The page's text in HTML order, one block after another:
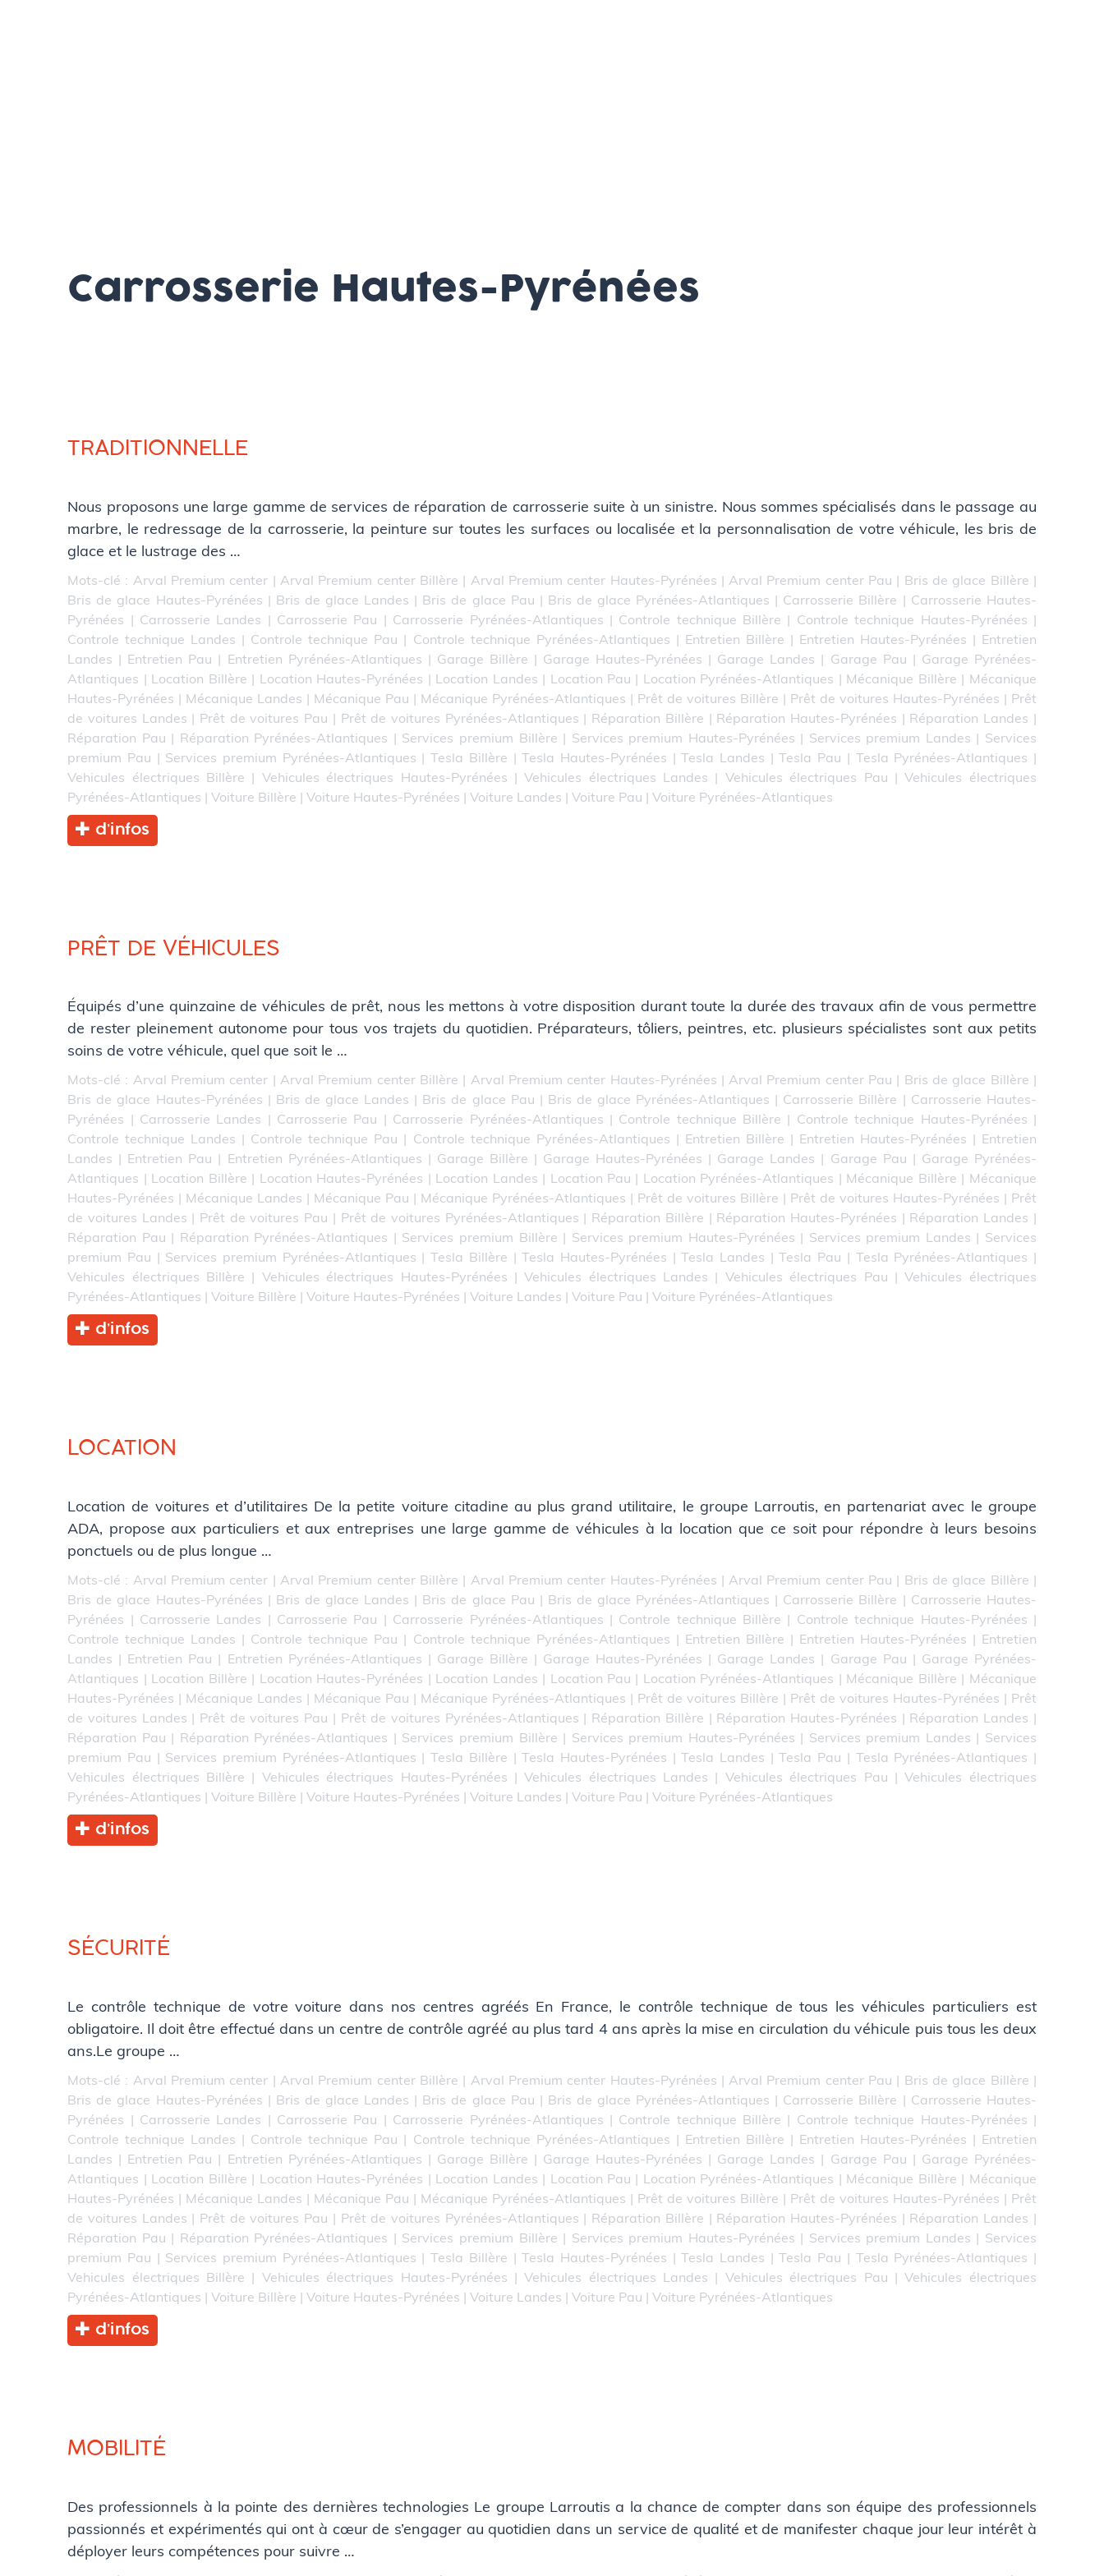
Carrosserie Hautes-Pyrénées
TRADITIONNELLE
Nous proposons une large gamme de services de réparation de carrosserie suite à un sinistre. Nous sommes spécialisés dans le passage au
marbre, le redressage de la carrosserie, la peinture sur toutes les surfaces ou localisée et la personnalisation de votre véhicule, les bris de
glace et le lustrage des …
Mots-clé : Arval Premium center | Arval Premium center Billère | Arval Premium center Hautes-Pyrénées | Arval Premium center Pau | Bris de glace Billère |
Bris de glace Hautes-Pyrénées | Bris de glace Landes | Bris de glace Pau | Bris de glace Pyrénées-Atlantiques | Carrosserie Billère | Carrosserie Hautes-
Pyrénées | Carrosserie Landes | Carrosserie Pau | Carrosserie Pyrénées-Atlantiques | Controle technique Billère | Controle technique Hautes-Pyrénées |
Controle technique Landes | Controle technique Pau | Controle technique Pyrénées-Atlantiques | Entretien Billère | Entretien Hautes-Pyrénées | Entretien
Landes | Entretien Pau | Entretien Pyrénées-Atlantiques | Garage Billère | Garage Hautes-Pyrénées | Garage Landes | Garage Pau | Garage Pyrénées-
Atlantiques | Location Billère | Location Hautes-Pyrénées | Location Landes | Location Pau | Location Pyrénées-Atlantiques | Mécanique Billère | Mécanique
Hautes-Pyrénées | Mécanique Landes | Mécanique Pau | Mécanique Pyrénées-Atlantiques | Prêt de voitures Billère | Prêt de voitures Hautes-Pyrénées | Prêt
de voitures Landes | Prêt de voitures Pau | Prêt de voitures Pyrénées-Atlantiques | Réparation Billère | Réparation Hautes-Pyrénées | Réparation Landes |
Réparation Pau | Réparation Pyrénées-Atlantiques | Services premium Billère | Services premium Hautes-Pyrénées | Services premium Landes | Services
premium Pau | Services premium Pyrénées-Atlantiques |Tesla Billère |Tesla Hautes-Pyrénées |Tesla Landes |Tesla Pau | Tesla Pyrénées-Atlantiques |
Vehicules électriques Billère | Vehicules électriques Hautes-Pyrénées |Vehicules électriques Landes | Vehicules électriques Pau |Vehicules électriques
Pyrénées-Atlantiques |Voiture Billère |Voiture Hautes-Pyrénées |Voiture Landes |Voiture Pau |Voiture Pyrénées-Atlantiques
d’infos
PRÊT DE VÉHICULES
Équipés d’une quinzaine de véhicules de prêt, nous les mettons à votre disposition durant toute la durée des travaux afin de vous permettre
de rester pleinement autonome pour tous vos trajets du quotidien. Préparateurs, tôliers, peintres, etc. plusieurs spécialistes sont aux petits
soins de votre véhicule, quel que soit le …
Mots-clé : Arval Premium center |Arval Premium center Billère | Arval Premium center Hautes-Pyrénées |Arval Premium center Pau | Bris de glace Billère |
Bris de glace Hautes-Pyrénées | Bris de glace Landes | Bris de glace Pau | Bris de glace Pyrénées-Atlantiques | Carrosserie Billère | Carrosserie Hautes-
Pyrénées | Carrosserie Landes | Carrosserie Pau | Carrosserie Pyrénées-Atlantiques | Controle technique Billère | Controle technique Hautes-Pyrénées |
Controle technique Landes | Controle technique Pau | Controle technique Pyrénées-Atlantiques | Entretien Billère | Entretien Hautes-Pyrénées | Entretien
Landes | Entretien Pau | Entretien Pyrénées-Atlantiques | Garage Billère | Garage Hautes-Pyrénées | Garage Landes | Garage Pau | Garage Pyrénées-
Atlantiques | Location Billère | Location Hautes-Pyrénées | Location Landes | Location Pau | Location Pyrénées-Atlantiques | Mécanique Billère | Mécanique
Hautes-Pyrénées | Mécanique Landes | Mécanique Pau | Mécanique Pyrénées-Atlantiques | Prêt de voitures Billère | Prêt de voitures Hautes-Pyrénées | Prêt
de voitures Landes | Prêt de voitures Pau | Prêt de voitures Pyrénées-Atlantiques | Réparation Billère | Réparation Hautes-Pyrénées | Réparation Landes |
Réparation Pau | Réparation Pyrénées-Atlantiques | Services premium Billère | Services premium Hautes-Pyrénées | Services premium Landes | Services
premium Pau | Services premium Pyrénées-Atlantiques |Tesla Billère |Tesla Hautes-Pyrénées |Tesla Landes |Tesla Pau | Tesla Pyrénées-Atlantiques |
Vehicules électriques Billère | Vehicules électriques Hautes-Pyrénées |Vehicules électriques Landes | Vehicules électriques Pau |Vehicules électriques
Pyrénées-Atlantiques |Voiture Billère |Voiture Hautes-Pyrénées |Voiture Landes |Voiture Pau |Voiture Pyrénées-Atlantiques
d’infos
LOCATION
Location de voitures et d’utilitaires De la petite voiture citadine au plus grand utilitaire, le groupe Larroutis, en partenariat avec le groupe
ADA, propose aux particuliers et aux entreprises une large gamme de véhicules à la location que ce soit pour répondre à leurs besoins
ponctuels ou de plus longue …
Mots-clé : Arval Premium center |Arval Premium center Billère | Arval Premium center Hautes-Pyrénées |Arval Premium center Pau | Bris de glace Billère |
Bris de glace Hautes-Pyrénées | Bris de glace Landes | Bris de glace Pau | Bris de glace Pyrénées-Atlantiques | Carrosserie Billère | Carrosserie Hautes-
Pyrénées | Carrosserie Landes | Carrosserie Pau | Carrosserie Pyrénées-Atlantiques | Controle technique Billère | Controle technique Hautes-Pyrénées |
Controle technique Landes | Controle technique Pau | Controle technique Pyrénées-Atlantiques | Entretien Billère | Entretien Hautes-Pyrénées | Entretien
Landes | Entretien Pau | Entretien Pyrénées-Atlantiques | Garage Billère | Garage Hautes-Pyrénées | Garage Landes | Garage Pau | Garage Pyrénées-
Atlantiques | Location Billère | Location Hautes-Pyrénées | Location Landes | Location Pau | Location Pyrénées-Atlantiques | Mécanique Billère | Mécanique
Hautes-Pyrénées | Mécanique Landes | Mécanique Pau | Mécanique Pyrénées-Atlantiques | Prêt de voitures Billère | Prêt de voitures Hautes-Pyrénées | Prêt
de voitures Landes | Prêt de voitures Pau | Prêt de voitures Pyrénées-Atlantiques | Réparation Billère | Réparation Hautes-Pyrénées | Réparation Landes |
Réparation Pau | Réparation Pyrénées-Atlantiques | Services premium Billère | Services premium Hautes-Pyrénées | Services premium Landes | Services
premium Pau | Services premium Pyrénées-Atlantiques |Tesla Billère |Tesla Hautes-Pyrénées |Tesla Landes |Tesla Pau | Tesla Pyrénées-Atlantiques |
Vehicules électriques Billère | Vehicules électriques Hautes-Pyrénées |Vehicules électriques Landes | Vehicules électriques Pau |Vehicules électriques
Pyrénées-Atlantiques |Voiture Billère |Voiture Hautes-Pyrénées |Voiture Landes |Voiture Pau |Voiture Pyrénées-Atlantiques
d’infos
SÉCURITÉ
Le contrôle technique de votre voiture dans nos centres agréés En France, le contrôle technique de tous les véhicules particuliers est
obligatoire. Il doit être effectué dans un centre de contrôle agréé au plus tard 4 ans après la mise en circulation du véhicule puis tous les deux
ans.Le groupe …
Mots-clé : Arval Premium center |Arval Premium center Billère | Arval Premium center Hautes-Pyrénées |Arval Premium center Pau | Bris de glace Billère |
Bris de glace Hautes-Pyrénées | Bris de glace Landes | Bris de glace Pau | Bris de glace Pyrénées-Atlantiques | Carrosserie Billère | Carrosserie Hautes-
Pyrénées | Carrosserie Landes | Carrosserie Pau | Carrosserie Pyrénées-Atlantiques | Controle technique Billère | Controle technique Hautes-Pyrénées |
Controle technique Landes | Controle technique Pau | Controle technique Pyrénées-Atlantiques | Entretien Billère | Entretien Hautes-Pyrénées | Entretien
Landes | Entretien Pau | Entretien Pyrénées-Atlantiques | Garage Billère | Garage Hautes-Pyrénées | Garage Landes | Garage Pau | Garage Pyrénées-
Atlantiques | Location Billère | Location Hautes-Pyrénées | Location Landes | Location Pau | Location Pyrénées-Atlantiques | Mécanique Billère | Mécanique
Hautes-Pyrénées | Mécanique Landes | Mécanique Pau | Mécanique Pyrénées-Atlantiques | Prêt de voitures Billère | Prêt de voitures Hautes-Pyrénées | Prêt
de voitures Landes | Prêt de voitures Pau | Prêt de voitures Pyrénées-Atlantiques | Réparation Billère | Réparation Hautes-Pyrénées | Réparation Landes |
Réparation Pau | Réparation Pyrénées-Atlantiques | Services premium Billère | Services premium Hautes-Pyrénées | Services premium Landes | Services
premium Pau | Services premium Pyrénées-Atlantiques |Tesla Billère |Tesla Hautes-Pyrénées |Tesla Landes |Tesla Pau | Tesla Pyrénées-Atlantiques |
Vehicules électriques Billère | Vehicules électriques Hautes-Pyrénées |Vehicules électriques Landes | Vehicules électriques Pau |Vehicules électriques
Pyrénées-Atlantiques |Voiture Billère |Voiture Hautes-Pyrénées |Voiture Landes |Voiture Pau |Voiture Pyrénées-Atlantiques
d’infos
MOBILITÉ
Des professionnels à la pointe des dernières technologies Le groupe Larroutis a la chance de compter dans son équipe des professionnels
passionnés et expérimentés qui ont à cœur de s’engager au quotidien dans un service de qualité et de manifester chaque jour leur intérêt à
déployer leurs compétences pour suivre …